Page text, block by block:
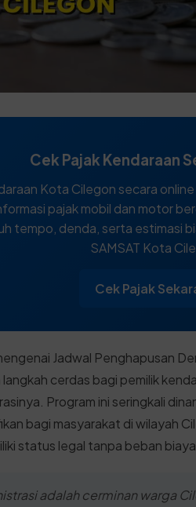
Cek Pajak Kendaraan
Kota Cilegon secara
pajak mobil dan motor
tempo, denda, serta estimasi
SAMSAT Kota
Cek Pajak
Jadwal Penghapusan
cerdas bagi pemilik
Program ini seringkali
bagi masyarakat di wilayah
status legal tanpa beban
adalah cerminan warga